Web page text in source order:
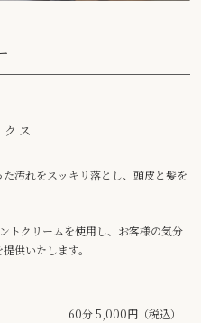
ス
汚れをスッキリ落とし、頭皮と髪を
トクリームを使用し、お客様の気分
供いたします。
60分 5,000円（税込）